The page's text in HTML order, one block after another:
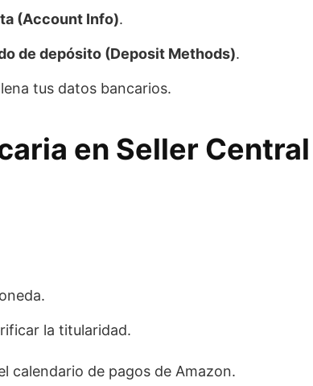
(Account Info).
de depósito (Deposit Methods).
tus datos bancarios.
en Seller Central
la titularidad.
calendario de pagos de Amazon.